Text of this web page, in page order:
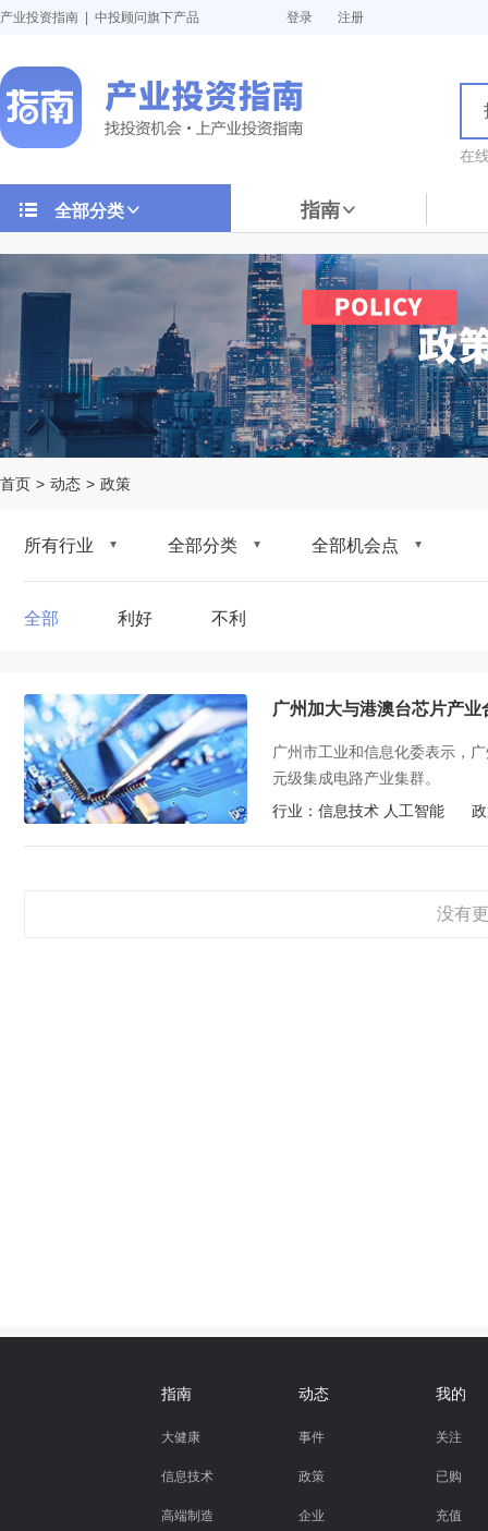
产业投资指南 | 中投顾问旗下产品 登录 注册
在
全部分类 指南
首页 > 动态 > 政策
所有行业 全部分类 全部机会点
全部 利好 不利
广州加大与港澳台芯片产
广州市工业和信息化委表示，
元级集成电路产业集群。
行业： 信息技术 人工智能
没有
指南
大健康
信息技术
高端制造
动态
事件
政策
企业
我的
关注
已购
充值